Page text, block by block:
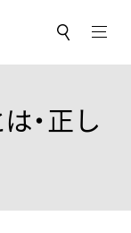
サ
ト
索
・正し